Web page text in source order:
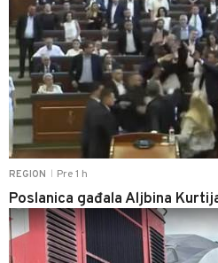
REGION Pre 1 h
Poslanica gađala Aljbina